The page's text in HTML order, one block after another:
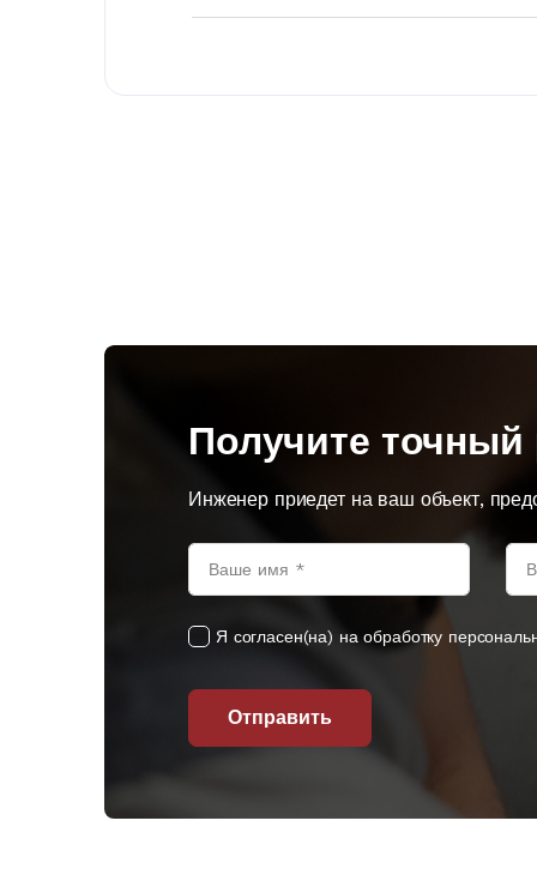
Получите точный
Инженер приедет на ваш объект,
Я согласен(на) на обработку
Отправить